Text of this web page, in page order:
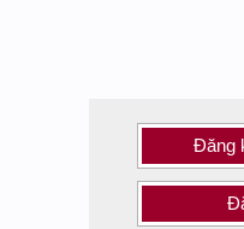
Đăng